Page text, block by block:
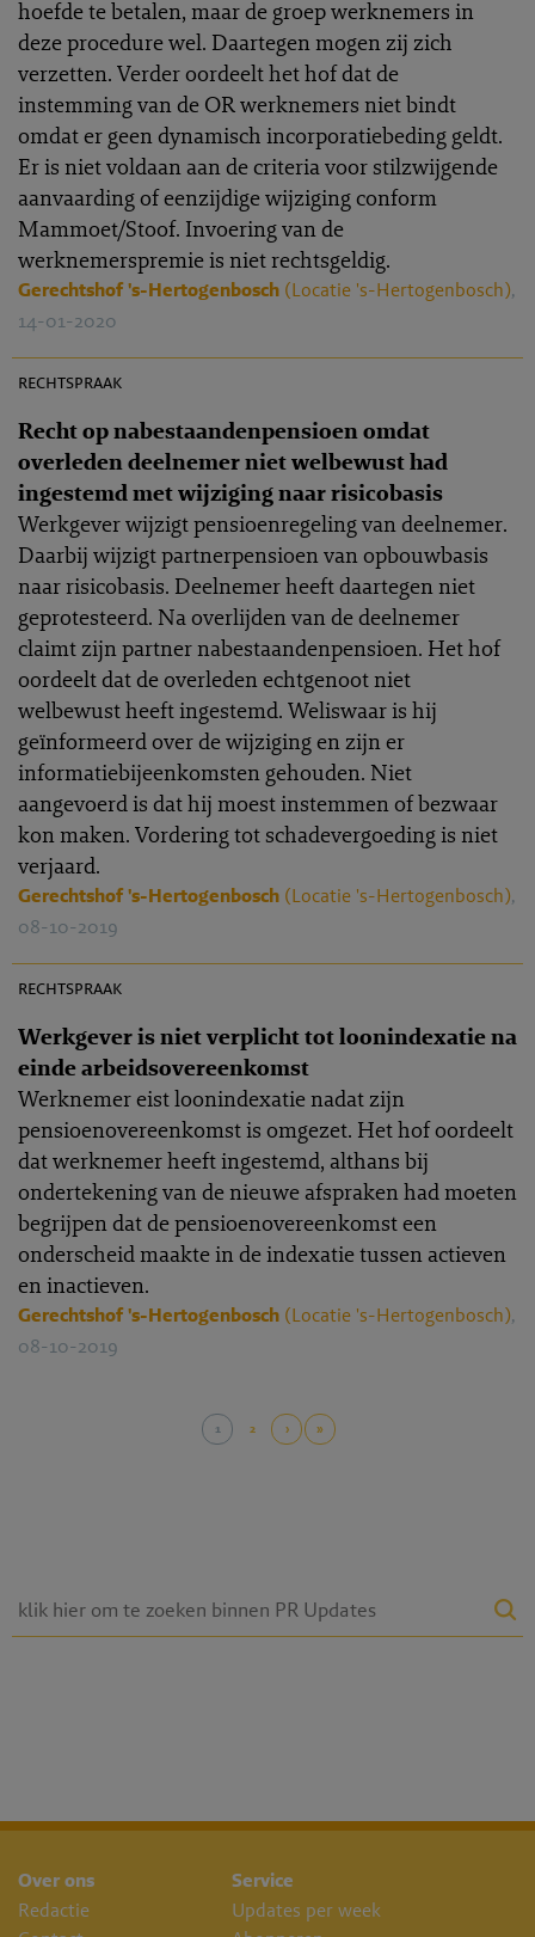
hoefde te betalen, maar de groep werknemers in
deze procedure wel. Daartegen mogen zij zich
verzetten. Verder oordeelt het hof dat de
instemming van de OR werknemers niet bindt
omdat er geen dynamisch incorporatiebeding geldt.
Er is niet voldaan aan de criteria voor stilzwijgende
aanvaarding of eenzijdige wijziging conform
Mammoet/Stoof. Invoering van de
werknemerspremie is niet rechtsgeldig.
Gerechtshof 's-Hertogenbosch (Locatie 's-Hertogenbosch),
14-01-2020
rechtspraak
Recht op nabestaandenpensioen omdat
overleden deelnemer niet welbewust had
ingestemd met wijziging naar risicobasis
Werkgever wijzigt pensioenregeling van deelnemer.
Daarbij wijzigt partnerpensioen van opbouwbasis
naar risicobasis. Deelnemer heeft daartegen niet
geprotesteerd. Na overlijden van de deelnemer
claimt zijn partner nabestaandenpensioen. Het hof
oordeelt dat de overleden echtgenoot niet
welbewust heeft ingestemd. Weliswaar is hij
geïnformeerd over de wijziging en zijn er
informatiebijeenkomsten gehouden. Niet
aangevoerd is dat hij moest instemmen of bezwaar
kon maken. Vordering tot schadevergoeding is niet
verjaard.
Gerechtshof 's-Hertogenbosch (Locatie 's-Hertogenbosch),
08-10-2019
rechtspraak
Werkgever is niet verplicht tot loonindexatie na
einde arbeidsovereenkomst
Werknemer eist loonindexatie nadat zijn
pensioenovereenkomst is omgezet. Het hof oordeelt
dat werknemer heeft ingestemd, althans bij
ondertekening van de nieuwe afspraken had moeten
begrijpen dat de pensioenovereenkomst een
onderscheid maakte in de indexatie tussen actieven
en inactieven.
Gerechtshof 's-Hertogenbosch (Locatie 's-Hertogenbosch),
08-10-2019
1 2 › »
Over ons
Redactie
Service
Updates per week